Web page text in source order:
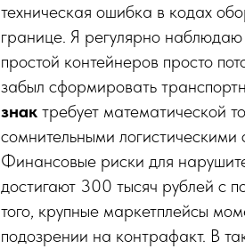
техническая ошибка в кодах
границе. Я регулярно наблюдаю
простой контейнеров просто
забыл сформировать
знак требует математической
сомнительными логистическими
Финансовые риски для
достигают 300 тысяч рублей с
того, крупные маркетплейсы
подозрении на контрафакт. В